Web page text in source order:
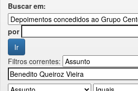
Buscar em:
por
Filtros correntes: